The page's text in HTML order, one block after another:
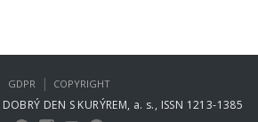
DOBRÝ DEN S KURÝREM, a. s., ISSN 1213-1385
GDPR | COPYRIGHT